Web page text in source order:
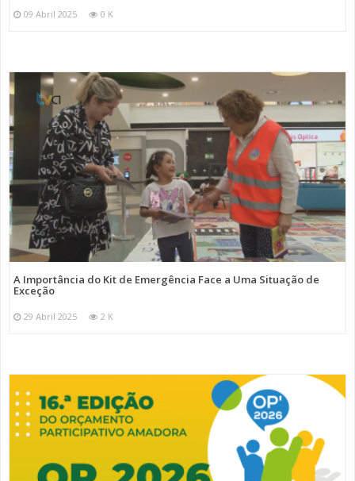
09 Abril 2025 0 K
A Importância do Kit de Emergência Face a Uma Situação de
Exceção
29 Abril 2025 2 K